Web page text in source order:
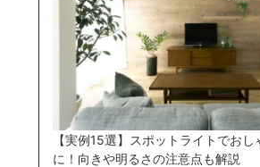
【実例15選】スポットライトでお
に！向きや明るさの注意点も解説